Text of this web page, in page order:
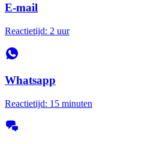
E-mail
Reactietijd: 2 uur
Whatsapp
Reactietijd: 15 minuten